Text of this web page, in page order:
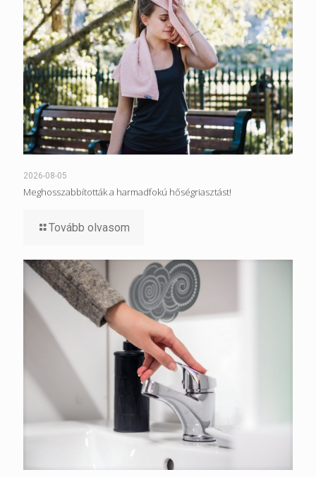
2026-08-05
Meghosszabbították a harmadfokú hőségriasztást!
Tovább olvasom